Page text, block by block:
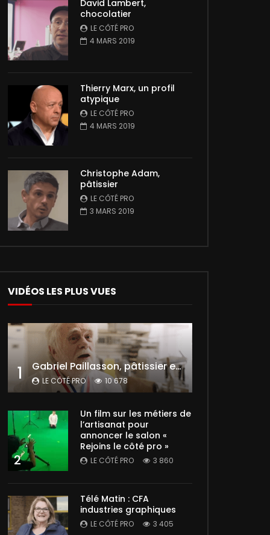
David Lambert,
chocolatier
LE CÔTÉ PRO
4 MARS 2019
Thierry Marx, un profil
atypique
LE CÔTÉ PRO
4 MARS 2019
Christophe Adam,
pâtissier
LE CÔTÉ PRO
3 MARS 2019
VIDÉOS LES PLUS VUES
1 Gabriel Paillasson, pâtissier et glacier
LE CÔTÉ PRO 10 678
2
Un film sur les métiers de
l’artisanat pour
annoncer le salon «
Rejoins le côté pro »
LE CÔTÉ PRO 3 860
Télé Matin : CFA
industries graphiques
LE CÔTÉ PRO 3 405